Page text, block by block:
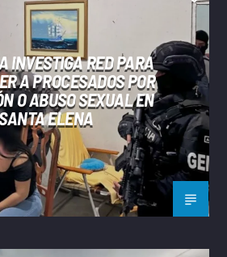
INVESTIGA RED PARA
A PROCESADOS POR
O ABUSO SEXUAL EN
ELENA